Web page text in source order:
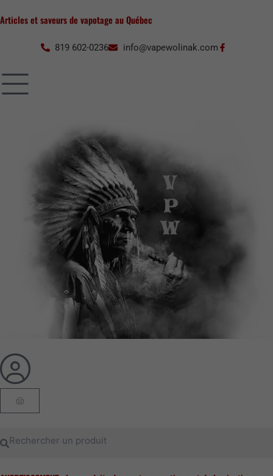
au
Articles et saveurs de vapotage au Québec
819 602-0236 info@vapewolinak.com
Panier
Rechercher